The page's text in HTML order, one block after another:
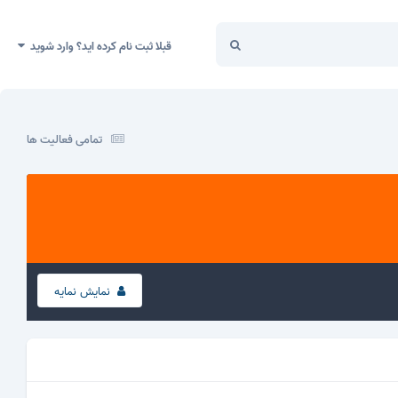
قبلا ثبت نام کرده اید؟ وارد شوید
تمامی فعالیت ها
نمایش نمایه